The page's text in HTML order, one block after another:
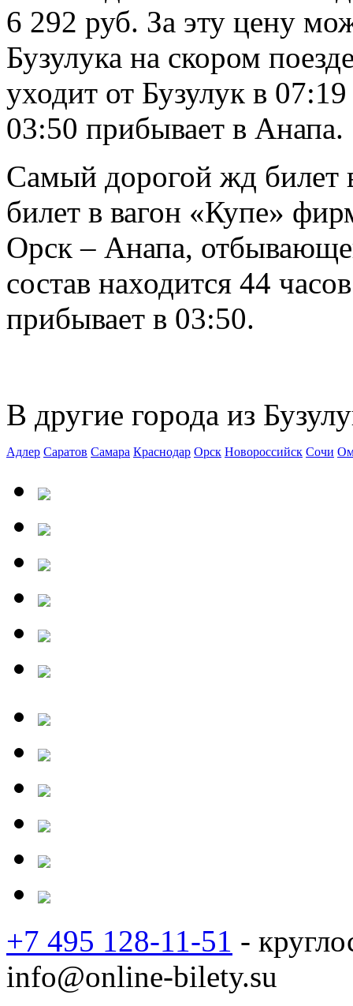
6 292 руб. За эту цену
Бузулука на скором
уходит от Бузулук в
03:50 прибывает в Анапа.
Самый дорогой жд билет
билет в вагон «Купе»
Орск – Анапа,
состав находится 44
прибывает в 03:50.
В другие города из
Адлер Саратов Самара Краснодар Орск Новороссийск Сочи
+7 495 128-11-51 -
info@online-bilety.su